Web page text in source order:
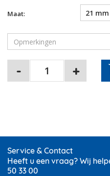
Maat:
Service & Contact
Heeft u een vraag? Wij
50 33 00